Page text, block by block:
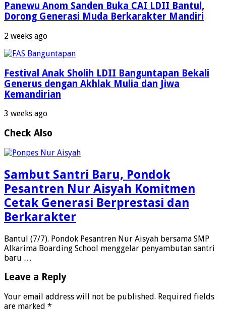
Panewu Anom Sanden Buka CAI LDII Bantul,
Dorong Generasi Muda Berkarakter Mandiri
2 weeks ago
Festival Anak Sholih LDII Banguntapan Bekali
Generus dengan Akhlak Mulia dan Jiwa
Kemandirian
3 weeks ago
Check Also
Sambut Santri Baru, Pondok
Pesantren Nur Aisyah Komitmen
Cetak Generasi Berprestasi dan
Berkarakter
Bantul (7/7). Pondok Pesantren Nur Aisyah bersama SMP
Alkarima Boarding School menggelar penyambutan santri
baru …
Leave a Reply
Your email address will not be published. Required fields
are marked *